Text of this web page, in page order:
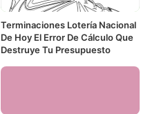
Terminaciones Lotería Nacional
De Hoy El Error De Cálculo Que
Destruye Tu Presupuesto